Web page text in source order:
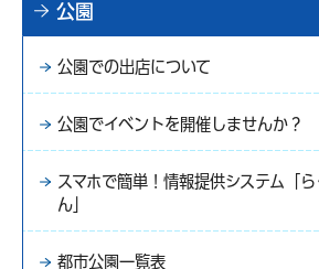
公園
公園での出店について
公園でイベントを開催しませんか？
スマホで簡単！情報提供システム「
ん」
都市公園一覧表